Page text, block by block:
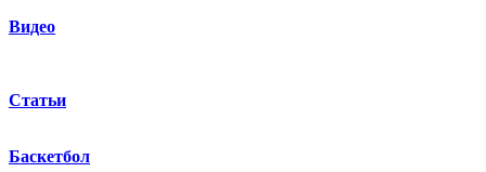
Видео
Статьи
Баскетбол